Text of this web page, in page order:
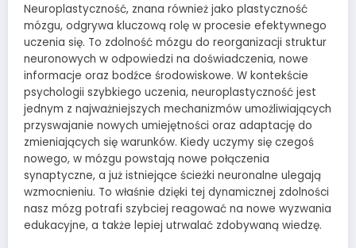
Neuroplastyczność, znana również jako plastyczność
mózgu, odgrywa kluczową rolę w procesie efektywnego
uczenia się. To zdolność mózgu do reorganizacji struktur
neuronowych w odpowiedzi na doświadczenia, nowe
informacje oraz bodźce środowiskowe. W kontekście
psychologii szybkiego uczenia, neuroplastyczność jest
jednym z najważniejszych mechanizmów umożliwiających
przyswajanie nowych umiejętności oraz adaptację do
zmieniających się warunków. Kiedy uczymy się czegoś
nowego, w mózgu powstają nowe połączenia
synaptyczne, a już istniejące ścieżki neuronalne ulegają
wzmocnieniu. To właśnie dzięki tej dynamicznej zdolności
nasz mózg potrafi szybciej reagować na nowe wyzwania
edukacyjne, a także lepiej utrwalać zdobywaną wiedzę.